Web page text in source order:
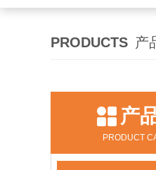
PRODUCTS 产
产
PRODUCT